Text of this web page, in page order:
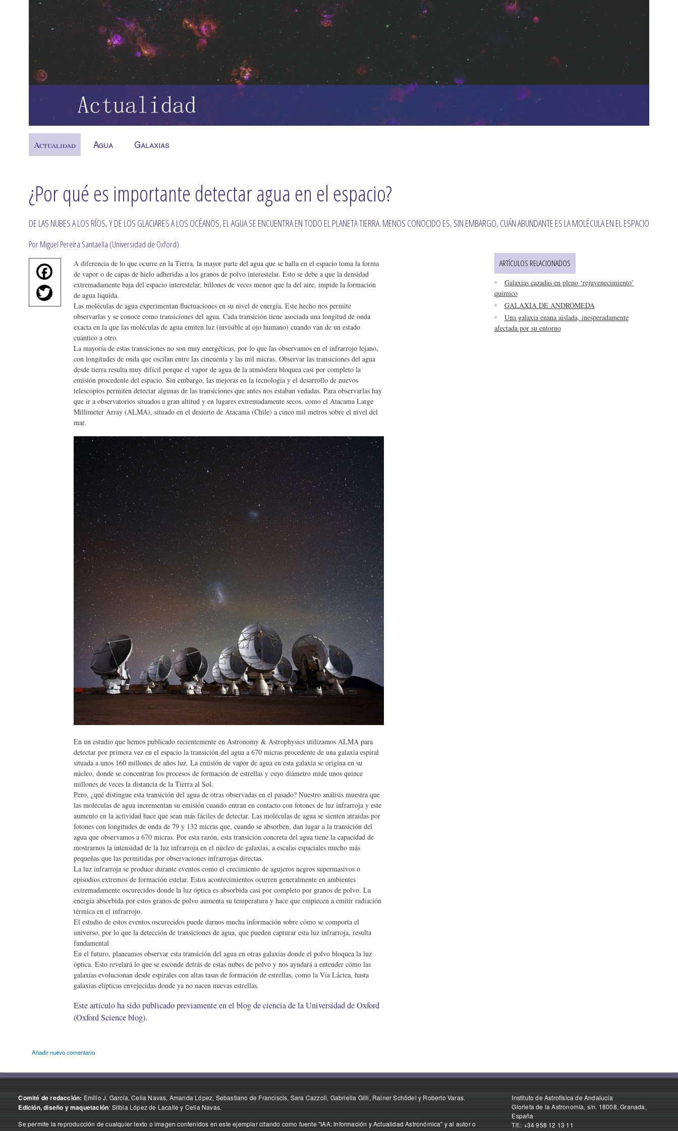
Actualidad Agua Galaxias
¿Por qué es importante detectar agua en el espacio?
DE LAS NUBES A LOS RÍOS, Y DE LOS GLACIARES A LOS OCÉANOS, EL AGUA SE ENCUENTRA EN TODO EL PLANETA TIERRA. MENOS CONOCIDO ES, SIN EMBARGO, CUÁN ABUNDANTE ES LA MOLÉCULA EN EL ESPACIO
Por Miguel Pereira Santaella (Universidad de Oxford)
bo
wi
A diferencia de lo que ocurre en la Tierra, la mayor parte del agua que se halla en el espacio toma la forma
de vapor o de capas de hielo adheridas a los granos de polvo interestelar. Esto se debe a que la densidad
extremadamente baja del espacio interestelar, billones de veces menor que la del aire, impide la formación
de agua líquida.
Las moléculas de agua experimentan fluctuaciones en su nivel de energía. Este hecho nos permite
observarlas y se conoce como transiciones del agua. Cada transición tiene asociada una longitud de onda
exacta en la que las moléculas de agua emiten luz (invisible al ojo humano) cuando van de un estado
cuántico a otro.
La mayoría de estas transiciones no son muy energéticas, por lo que las observamos en el infrarrojo lejano,
con longitudes de onda que oscilan entre las cincuenta y las mil micras. Observar las transiciones del agua
desde tierra resulta muy difícil porque el vapor de agua de la atmósfera bloquea casi por completo la
emisión procedente del espacio. Sin embargo, las mejoras en la tecnología y el desarrollo de nuevos
telescopios permiten detectar algunas de las transiciones que antes nos estaban vedadas. Para observarlas hay
que ir a observatorios situados a gran altitud y en lugares extremadamente secos, como el Atacama Large
Millimeter Array (ALMA), situado en el desierto de Atacama (Chile) a cinco mil metros sobre el nivel del
mar.
En un estudio que hemos publicado recientemente en Astronomy & Astrophysics utilizamos ALMA para
detectar por primera vez en el espacio la transición del agua a 670 micras procedente de una galaxia espiral
situada a unos 160 millones de años luz. La emisión de vapor de agua en esta galaxia se origina en su
núcleo, donde se concentran los procesos de formación de estrellas y cuyo diámetro mide unos quince
millones de veces la distancia de la Tierra al Sol.
Pero, ¿qué distingue esta transición del agua de otras observadas en el pasado? Nuestro análisis muestra que
las moléculas de agua incrementan su emisión cuando entran en contacto con fotones de luz infrarroja y este
aumento en la actividad hace que sean más fáciles de detectar. Las moléculas de agua se sienten atraídas por
fotones con longitudes de onda de 79 y 132 micras que, cuando se absorben, dan lugar a la transición del
agua que observamos a 670 micras. Por esta razón, esta transición concreta del agua tiene la capacidad de
mostrarnos la intensidad de la luz infrarroja en el núcleo de galaxias, a escalas espaciales mucho más
pequeñas que las permitidas por observaciones infrarrojas directas.
La luz infrarroja se produce durante eventos como el crecimiento de agujeros negros supermasivos o
episodios extremos de formación estelar. Estos acontecimientos ocurren generalmente en ambientes
extremadamente oscurecidos donde la luz óptica es absorbida casi por completo por granos de polvo. La
energía absorbida por estos granos de polvo aumenta su temperatura y hace que empiecen a emitir radiación
térmica en el infrarrojo.
El estudio de estos eventos oscurecidos puede darnos mucha información sobre cómo se comporta el
universo, por lo que la detección de transiciones de agua, que pueden capturar esta luz infrarroja, resulta
fundamental.
En el futuro, planeamos observar esta transición del agua en otras galaxias donde el polvo bloquea la luz
óptica. Esto revelará lo que se esconde detrás de estas nubes de polvo y nos ayudará a entender cómo las
galaxias evolucionan desde espirales con altas tasas de formación de estrellas, como la Vía Láctea, hasta
galaxias elípticas envejecidas donde ya no nacen nuevas estrellas.
Este artículo ha sido publicado previamente en el blog de ciencia de la Universidad de Oxford
(Oxford Science blog).
ARTÍCULOS RELACIONADOS
Galaxias cazadas en pleno ‘rejuvenecimiento’
químico
GALAXIA DE ANDRÓMEDA
Una galaxia enana aislada, inesperadamente
afectada por su entorno
Añadir nuevo comentario
Comité de redacción: Emilio J. García, Celia Navas, Amanda López, Sebastiano de Franciscis, Sara Cazzoli, Gabriella Gilli, Rainer Schödel y Roberto Varas.
Edición, diseño y maquetación: Silbia López de Lacalle y Celia Navas.
Se permite la reproducción de cualquier texto o imagen contenidos en este ejemplar citando como fuente "IAA: Información y Actualidad Astronómica" y al autor o
Instituto de Astrofísica de Andalucía
Glorieta de la Astronomía, s/n. 18008, Granada,
España
Tlf.: +34 958 12 13 11